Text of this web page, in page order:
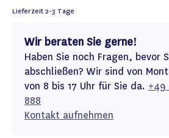
Lieferzeit2-3 Tage
Wir beraten Sie gerne!
Haben Sie noch Fragen, bevor
abschließen? Wir sind von
von 8 bis 17 Uhr für Sie da. +49
888
Kontakt aufnehmen